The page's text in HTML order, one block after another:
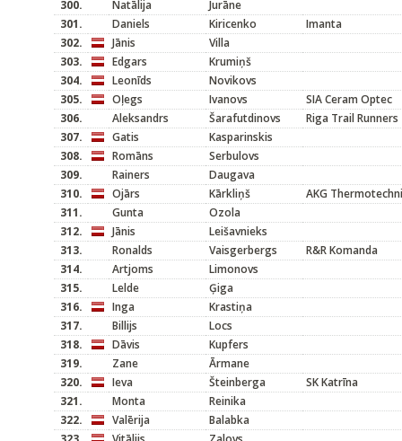
300.
Natālija
Jurāne
301.
Daniels Kiricenko
Imanta
302.
Jānis
Villa
303.
Edgars
Krumiņš
304.
Leonīds
Novikovs
305.
Oļegs Ivanovs
SIA Ceram Optec
306.
Aleksandrs Šarafutdinovs
Riga Trail Runners
307.
Gatis
Kasparinskis
308.
Romāns
Serbulovs
309.
Rainers
Daugava
310.
Ojārs Kārkliņš
AKG
311.
Gunta
Ozola
312.
Jānis
Leišavnieks
313.
Ronalds Vaisgerbergs
R&R Komanda
314.
Artjoms
Limonovs
315.
Lelde
Ģiga
316.
Inga
Krastiņa
317.
Billijs
Locs
318.
Dāvis
Kupfers
319.
Zane
Ārmane
320.
Ieva Šteinberga
SK Katrīna
321.
Monta
Reinika
322.
Valērija
Balabka